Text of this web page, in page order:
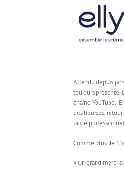
Attendu depuis
toujours présente.
chaîne YouTube.
des bourses,
la vie
Comme plus de
« Un grand merci